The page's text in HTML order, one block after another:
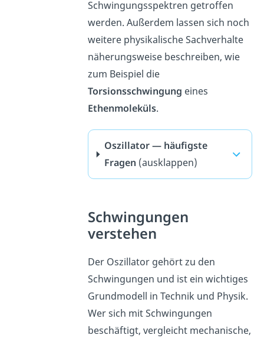
Schwingungsspektren getroffen
werden. Außerdem lassen sich noch
weitere physikalische Sachverhalte
näherungsweise beschreiben, wie
zum Beispiel die
Torsionsschwingung eines
Ethenmoleküls.
Oszillator — häufigste
Fragen (ausklappen)
Schwingungen
verstehen
Der Oszillator gehört zu den
Schwingungen und ist ein wichtiges
Grundmodell in Technik und Physik.
Wer sich mit Schwingungen
beschäftigt, vergleicht mechanische,